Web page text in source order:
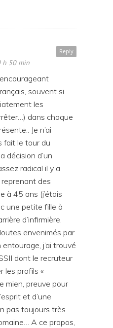
Reply
h 50 min
souvent si
les
dans chaque
Je n’ai
fait le tour du
décision d’un
radical il y a
des
à 45 ans (j’étais
une petite fille à
d’infirmière.
envenimés par
j’ai trouvé
dont le recruteur
les profils «
mien, preuve pour
et d’une
pas toujours très
A ce propos,